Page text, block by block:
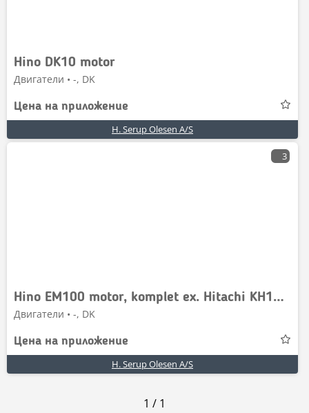
Hino DK10 motor
Двигатели • -, DK
Цена на приложение
H. Serup Olesen A/S
3
Hino EM100 motor, komplet ex. Hitachi KH125-3
Двигатели • -, DK
Цена на приложение
H. Serup Olesen A/S
1 / 1